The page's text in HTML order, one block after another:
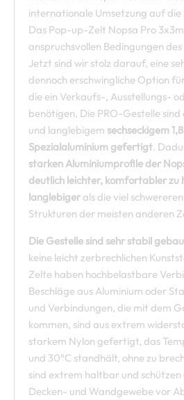
internationale Umsetzung auf die
Das Pop-up-Zelt Nopsa Pro
anspruchsvollen Bedingungen
Jetzt sind wir stolz darauf, eine
dennoch erschwingliche Option
die ein Verkaufs-, Ausstellungs-
benötigen. Die PRO-Gestelle
und langlebigem sechseckigem
Spezialaluminium gefertigt.
starken Aluminiumprofile der
deutlich leichter, komfortabler zu
langlebiger als die viel
Strukturen der meisten anderen
Die Gestelle sind sehr stabil
keine leicht zerbrechlichen
Zelte haben hochbelastbare
Beschläge aus Aluminium oder
und Verbindungen, die mit dem
kommen, sind aus extrem
starkem Nylon gefertigt, das
und 30°C standhält, ohne zu
sind extrem haltbar und
Decken- und Wandgewebe vor